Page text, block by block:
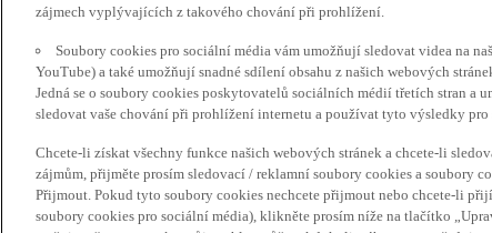
zájmech vyplývajících z takového chování při prohlížení.
Soubory cookies pro sociální média vám umožňují sledovat videa na
YouTube) a také umožňují snadné sdílení obsahu z našich webových
Jedná se o soubory cookies poskytovatelů sociálních médií třetích stran a
sledovat vaše chování při prohlížení internetu a používat tyto výsledky pro
Chcete-li získat všechny funkce našich webových stránek a chcete-li
zájmům, přijměte prosím sledovací / reklamní soubory cookies a soubory
Přijmout. Pokud tyto soubory cookies nechcete přijmout nebo chcete-li
soubory cookies pro sociální média), klikněte prosím níže na tlačítko